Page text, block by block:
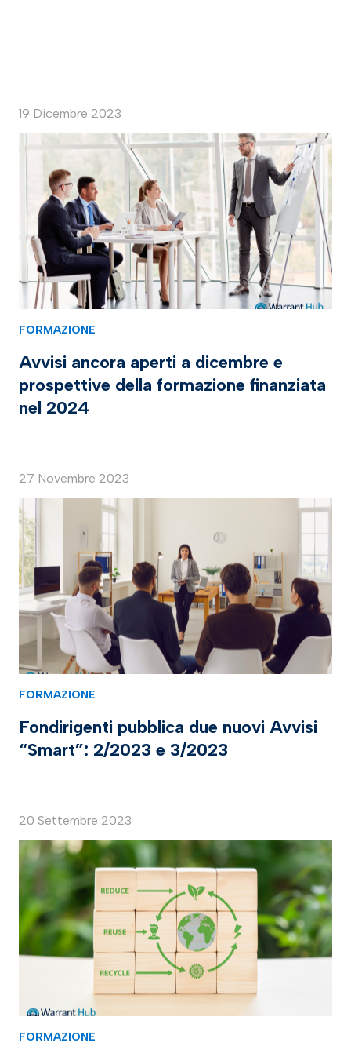
19 Dicembre 2023
FORMAZIONE
Avvisi ancora aperti a dicembre e
prospettive della formazione finanziata
nel 2024
27 Novembre 2023
FORMAZIONE
Fondirigenti pubblica due nuovi Avvisi
“Smart”: 2/2023 e 3/2023
20 Settembre 2023
FORMAZIONE